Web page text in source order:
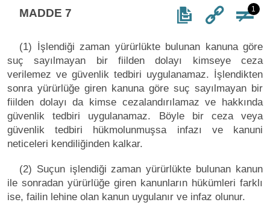
MADDE 7 1
(1) İşlendiği zaman yürürlükte bulunan kanuna göre
suç sayılmayan bir fiilden dolayı kimseye ceza
verilemez ve güvenlik tedbiri uygulanamaz. İşlendikten
sonra yürürlüğe giren kanuna göre suç sayılmayan bir
fiilden dolayı da kimse cezalandırılamaz ve hakkında
güvenlik tedbiri uygulanamaz. Böyle bir ceza veya
güvenlik tedbiri hükmolunmuşsa infazı ve kanuni
neticeleri kendiliğinden kalkar.
(2) Suçun işlendiği zaman yürürlükte bulunan kanun
ile sonradan yürürlüğe giren kanunların hükümleri farklı
ise, failin lehine olan kanun uygulanır ve infaz olunur.